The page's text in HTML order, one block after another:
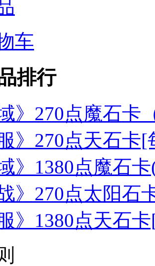
车
排行
域》270点魔石
服》270点天石
域》1380点魔石
战》270点太阳
服》1380点天石